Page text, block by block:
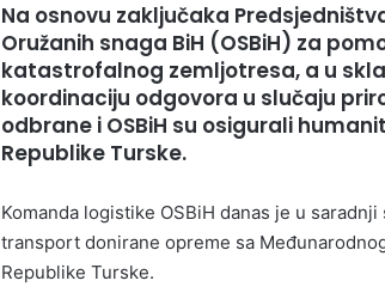
Na osnovu zaključaka
Oružanih snaga BiH (OSBiH) za
katastrofalnog zemljotresa, a u
koordinaciju odgovora u slučaju
odbrane i OSBiH su osigurali
Republike Turske.
Komanda logistike OSBiH danas je u
transport donirane opreme sa
Republike Turske.